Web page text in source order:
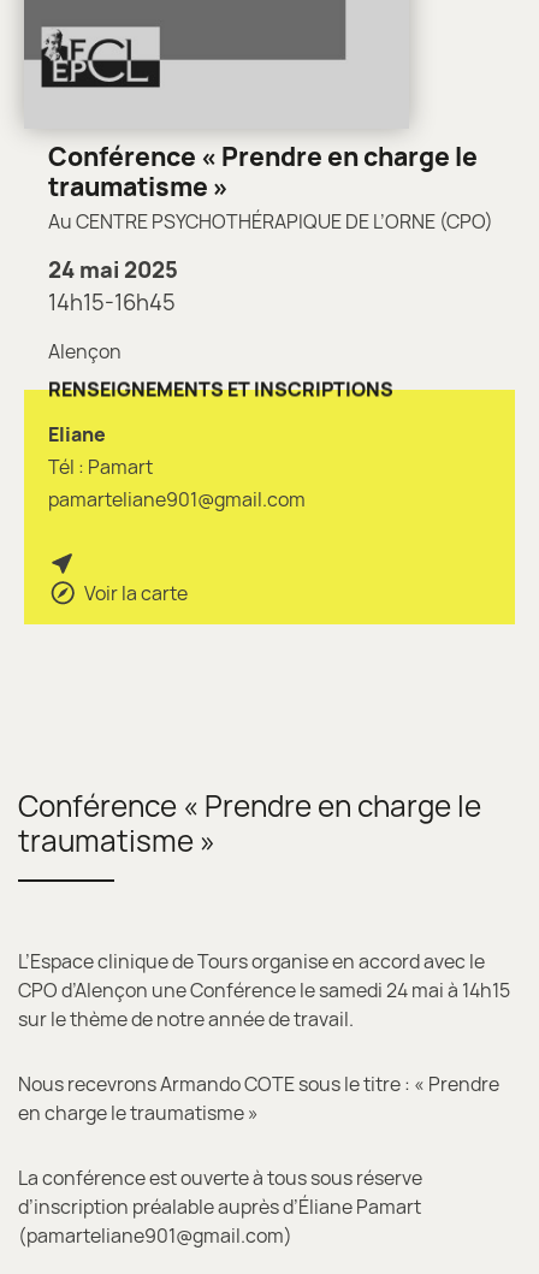
Conférence « Prendre en charge le
traumatisme »
Au CENTRE PSYCHOTHÉRAPIQUE DE L’ORNE (CPO)
24 mai 2025
14h15-16h45
Alençon
RENSEIGNEMENTS ET INSCRIPTIONS
Eliane
Tél : Pamart
pamarteliane901@gmail.com
Voir la carte
Conférence « Prendre en charge le
traumatisme »
L’Espace clinique de Tours organise en accord avec le
CPO d’Alençon une Conférence le samedi 24 mai à 14h15
sur le thème de notre année de travail.
Nous recevrons Armando COTE sous le titre : « Prendre
en charge le traumatisme »
La conférence est ouverte à tous sous réserve
d’inscription préalable auprès d’Éliane Pamart
(pamarteliane901@gmail.com)